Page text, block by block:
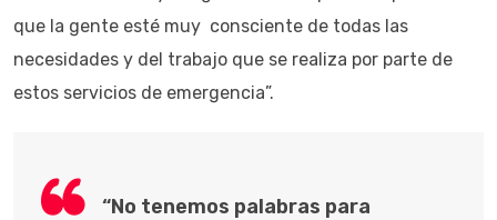
que la gente esté muy consciente de todas las
necesidades y del trabajo que se realiza por parte de
estos servicios de emergencia”.
“No tenemos palabras para